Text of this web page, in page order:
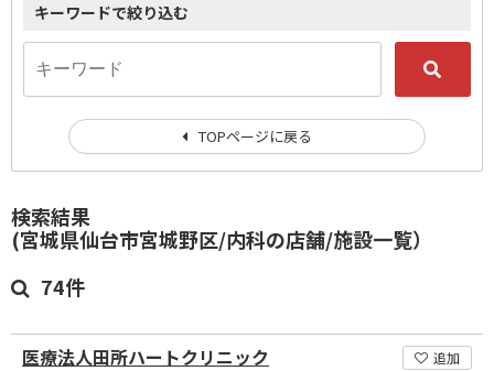
検索結果
(宮城県仙台市宮城野区/内科の店舗/施設一覧）
74件
医療法人田所ハートクリニック 追加
キーワードで絞り込む
TOPページに戻る